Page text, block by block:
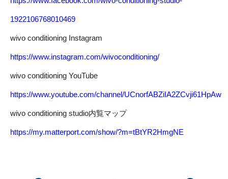
1922106768010469
wivo conditioning Instagram
https://www.instagram.com/wivoconditioning/
wivo conditioning YouTube
https://www.youtube.com/channel/UCnorfABZiIA2ZCvji61HpAw
wivo conditioning studio内覧マップ
https://my.matterport.com/show/?m=tBtYR2HmgNE